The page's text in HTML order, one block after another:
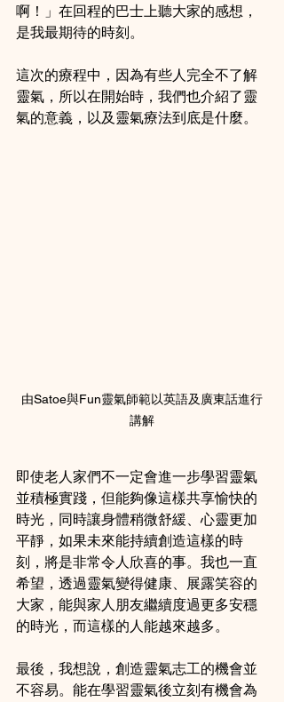
啊！」在回程的巴士上聽大家的感想，
是我最期待的時刻。
這次的療程中，因為有些人完全不了解
靈氣，所以在開始時，我們也介紹了靈
氣的意義，以及靈氣療法到底是什麼。
由Satoe與Fun靈氣師範以英語及廣東話進行
講解
即使老人家們不一定會進一步學習靈氣
並積極實踐，但能夠像這樣共享愉快的
時光，同時讓身體稍微舒緩、心靈更加
平靜，如果未來能持續創造這樣的時
刻，將是非常令人欣喜的事。我也一直
希望，透過靈氣變得健康、展露笑容的
大家，能與家人朋友繼續度過更多安穩
的時光，而這樣的人能越來越多。
最後，我想說，創造靈氣志工的機會並
不容易。能在學習靈氣後立刻有機會為